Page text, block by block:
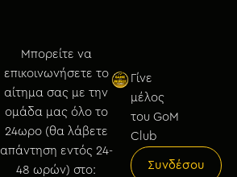
Μπορείτε να
επικοινωνήσετε το
αίτημα σας με την
ομάδα μας όλο το
24ωρο (θα λάβετε
απάντηση εντός 24-
48 ωρών) στο:
Γίνε
μέλος
του GoM
Club
Συνδέσου